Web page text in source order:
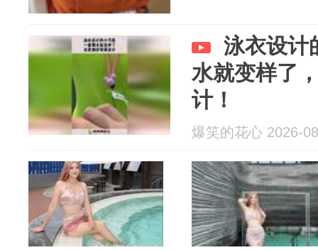
泳衣设计
水就变样了
计！
爆笑的花心 2026-